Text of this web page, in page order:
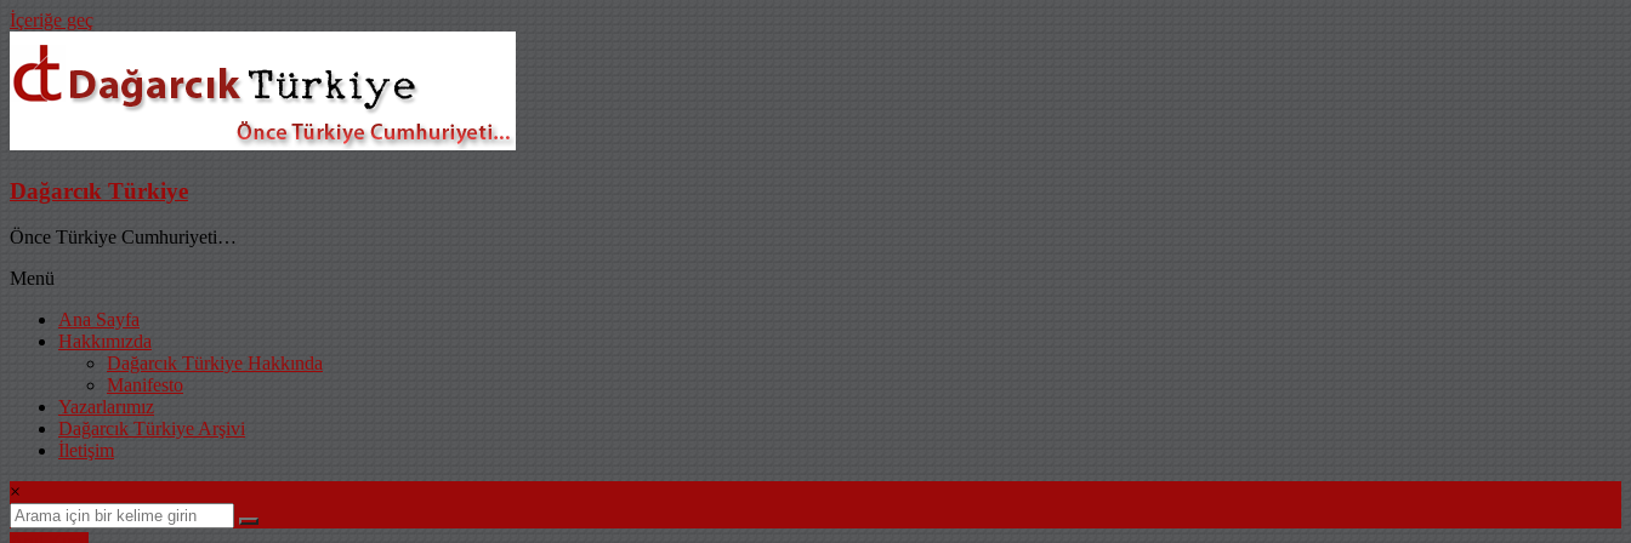
İçeriğe geç
Dağarcık Türkiye
Önce Türkiye Cumhuriyeti…
Menü
Ana Sayfa
Hakkımızda
Dağarcık Türkiye Hakkında
Manifesto
Yazarlarımız
Dağarcık Türkiye Arşivi
İletişim
×